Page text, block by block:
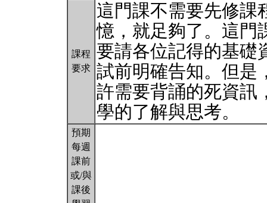
課程
要求
這門課不需要先修課
憶，就足夠了。這門
要請各位記得的基礎
試前明確告知。但是
許需要背誦的死資訊
學的了解與思考。
預期
每週
課前
或/與
課後